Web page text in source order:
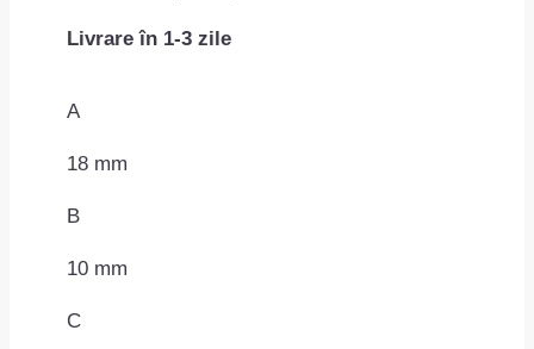
hexagonal
saiba
mm
Livrare în 1-3 zile
A
18 mm
B
10 mm
C